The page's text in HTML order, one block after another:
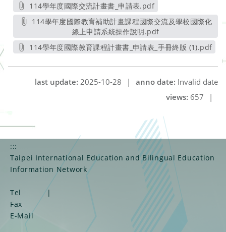
114學年度國際交流計畫書_申請表.pdf
另開新視窗
線上申請系統操作說明.pdf另開新視窗
114學年度國際教育課程計畫書_申請表_手冊終版 (1).pdf
anno date: Invalid date
last update: 2025-10-28
|
views: 657 |
:::
Taipei International Education and Bilingual Education
Information Network
Tel
|
Fax
E-Mail